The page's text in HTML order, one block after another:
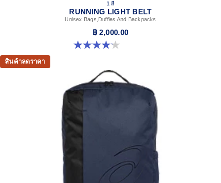
1 สี
RUNNING LIGHT BELT
Unisex Bags,Duffles And Backpacks
฿ 2,000.00
4.1 จาก 5 ดาว 7 รีวิว
สินค้าลดราคา